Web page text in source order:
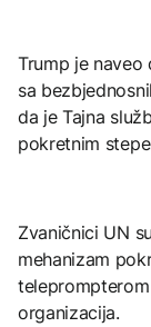
Trump je naveo
sa
da je Tajna
pokretnim
Zvaničnici UN
mehanizam
organizacija.